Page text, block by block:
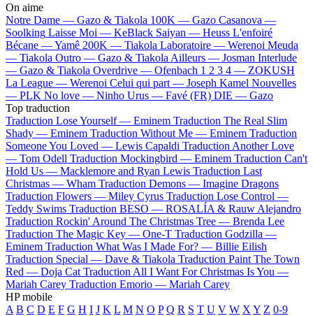
On aime
Notre Dame — Gazo & Tiakola 100K — Gazo Casanova —
Soolking Laisse Moi — KeBlack Saiyan — Heuss L'enfoiré
Bécane —Yamê 200K — Tiakola Laboratoire — Werenoi Meuda
— Tiakola Outro — Gazo & Tiakola Ailleurs — Josman Interlude
— Gazo & Tiakola Overdrive — Ofenbach 1 2 3 4 — ZOKUSH
La League — Werenoi Celui qui part — Joseph Kamel Nouvelles
— PLK No love — Ninho Urus — Favé (FR) DIE — Gazo
Top traduction
Traduction Lose Yourself — Eminem Traduction The Real Slim
Shady — Eminem Traduction Without Me — Eminem Traduction
Someone You Loved — Lewis Capaldi Traduction Another Love
— Tom Odell Traduction Mockingbird — Eminem Traduction Can't
Hold Us — Macklemore and Ryan Lewis Traduction Last
Christmas — Wham Traduction Demons — Imagine Dragons
Traduction Flowers — Miley Cyrus Traduction Lose Control —
Teddy Swims Traduction BESO — ROSALÍA & Rauw Alejandro
Traduction Rockin' Around The Christmas Tree — Brenda Lee
Traduction The Magic Key — One-T Traduction Godzilla —
Eminem Traduction What Was I Made For? — Billie Eilish
Traduction Special — Dave & Tiakola Traduction Paint The Town
Red — Doja Cat Traduction All I Want For Christmas Is You —
Mariah Carey Traduction Emorio — Mariah Carey
HP mobile
A B C D E F G H I J K L M N O P Q R S T U V W X Y Z 0-9